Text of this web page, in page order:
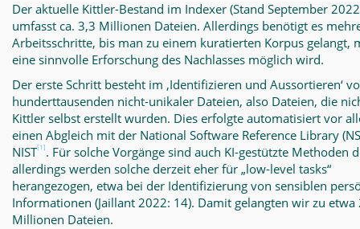
Der aktuelle Kittler-Bestand im Indexer (Stand September
umfasst ca. 3,3 Millionen Dateien. Allerdings benötigt es
Arbeitsschritte, bis man zu einem kuratierten Korpus gelangt,
eine sinnvolle Erforschung des Nachlasses möglich wird.
Der erste Schritt besteht im ‚Identifizieren und Aussortieren‘
hunderttausenden nicht-unikaler Dateien, also Dateien, die
Kittler selbst erstellt wurden. Dies erfolgte automatisiert vor
einen Abgleich mit der National Software Reference Library
NIST[1]. Für solche Vorgänge sind auch KI-gestützte Methoden
allerdings werden solche derzeit eher für „low-level tasks“
herangezogen, etwa bei der Identifizierung von sensiblen
Informationen (Jaillant 2022: 14). Damit gelangten wir zu etwa
Millionen Dateien.